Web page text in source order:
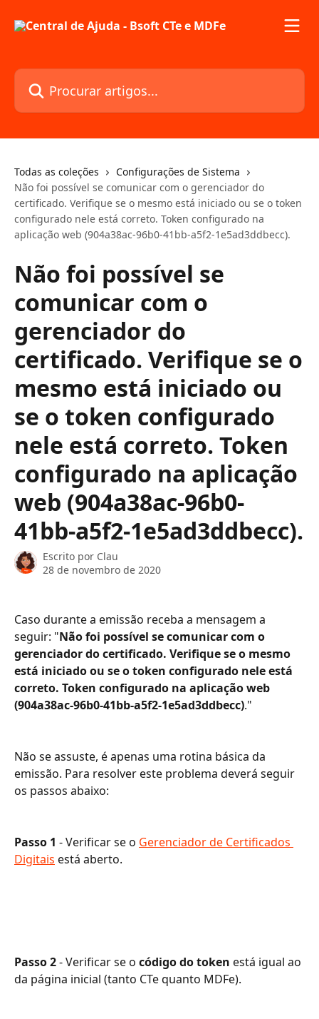
Procurar artigos...
Todas as coleções
Configurações de Sistema
Não foi possível se comunicar com o gerenciador do
certificado. Verifique se o mesmo está iniciado ou se o token
configurado nele está correto. Token configurado na
aplicação web (904a38ac-96b0-41bb-a5f2-1e5ad3ddbecc).
Não foi possível se
comunicar com o
gerenciador do
certificado. Verifique se o
mesmo está iniciado ou
se o token configurado
nele está correto. Token
configurado na aplicação
web (904a38ac-96b0-
41bb-a5f2-1e5ad3ddbecc).
Escrito por Clau
28 de novembro de 2020
Caso durante a emissão receba a mensagem a
seguir: "Não foi possível se comunicar com o
gerenciador do certificado. Verifique se o mesmo
está iniciado ou se o token configurado nele está
correto. Token configurado na aplicação web
(904a38ac-96b0-41bb-a5f2-1e5ad3ddbecc)."
Não se assuste, é apenas uma rotina básica da
emissão. Para resolver este problema deverá seguir
os passos abaixo:
Passo 1 - Verificar se o Gerenciador de Certificados
Digitais está aberto.
Passo 2 - Verificar se o código do token está igual ao
da página inicial (tanto CTe quanto MDFe).